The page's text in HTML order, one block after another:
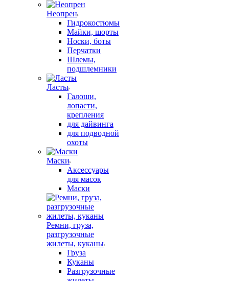
Неопрен
Гидрокостюмы
Майки, шорты
Носки, боты
Перчатки
Шлемы,
подшлемники
Ласты
Галоши,
лопасти,
крепления
для дайвинга
для подводной
охоты
Маски
Аксессуары
для масок
Маски
Ремни, груза,
разгрузочные
жилеты, куканы
Груза
Куканы
Разгрузочные